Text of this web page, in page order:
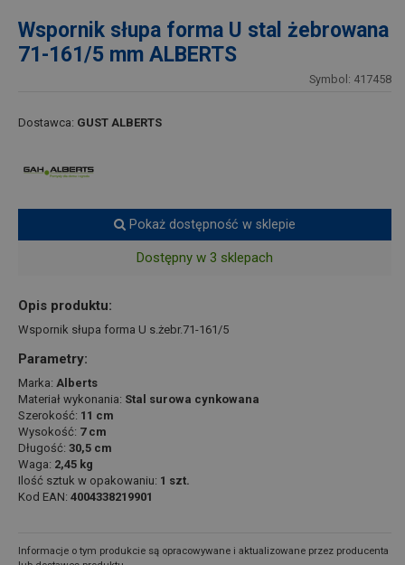
Wspornik słupa forma U stal żebrowana
71-161/5 mm ALBERTS
Symbol: 417458
Dostawca: GUST ALBERTS
Pokaż dostępność w sklepie
Dostępny w 3 sklepach
Opis produktu:
Wspornik słupa forma U s.żebr.71-161/5
Parametry:
Marka: Alberts
Materiał wykonania: Stal surowa cynkowana
Szerokość: 11 cm
Wysokość: 7 cm
Długość: 30,5 cm
Waga: 2,45 kg
Ilość sztuk w opakowaniu: 1 szt.
Kod EAN: 4004338219901
Informacje o tym produkcie są opracowywane i aktualizowane przez producenta